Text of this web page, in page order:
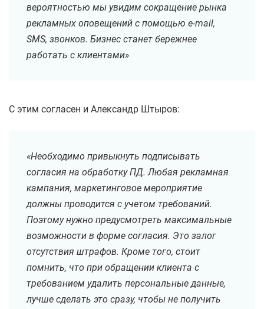
вероятностью мы увидим сокращение рынка
рекламных оповещений с помощью e-mail,
SMS, звонков. Бизнес станет бережнее
работать с клиентами»
С этим согласен и Александр Штыров:
«Необходимо привыкнуть подписывать
согласия на обработку ПД. Любая рекламная
кампания, маркетинговое мероприятие
должны проводится с учетом требований.
Поэтому нужно предусмотреть максимальные
возможности в форме согласия. Это залог
отсутствия штрафов. Кроме того, стоит
помнить, что при обращении клиента с
требованием удалить персональные данные,
лучше сделать это сразу, чтобы не получить